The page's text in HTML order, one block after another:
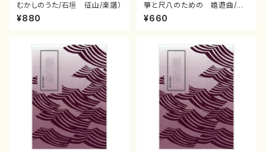
むかしのうた/石垣 征山/楽譜）
¥880
箏と尺八のための 嬉遊曲/石
垣 征山/楽譜）
¥660